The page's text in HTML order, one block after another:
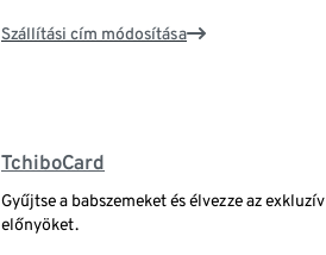
Szállítási cím módosítása
TchiboCard
Gyűjtse a babszemeket és élvezze az exkluzív
előnyöket.